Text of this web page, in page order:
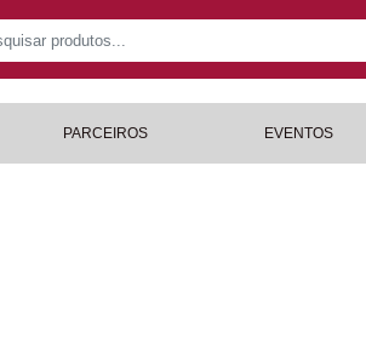
PARCEIROS EVENTOS